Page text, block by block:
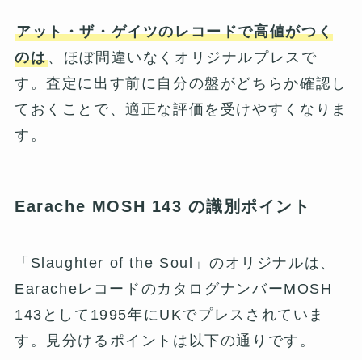
アット・ザ・ゲイツのレコードで高値がつく
のは、ほぼ間違いなくオリジナルプレスで
す。査定に出す前に自分の盤がどちらか確認し
ておくことで、適正な評価を受けやすくなりま
す。
Earache MOSH 143 の識別ポイント
「Slaughter of the Soul」のオリジナルは、
EaracheレコードのカタログナンバーMOSH
143として1995年にUKでプレスされていま
す。見分けるポイントは以下の通りです。